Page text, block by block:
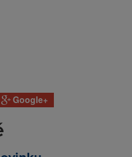
Google+